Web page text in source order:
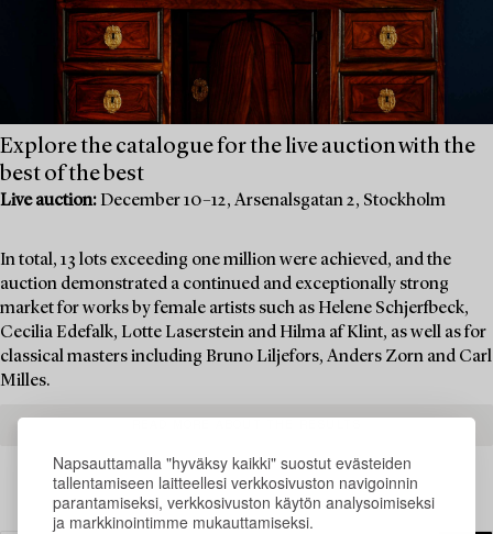
Napsauttamalla "hyväksy kaikki" suostut evästeiden
tallentamiseen laitteellesi verkkosivuston navigoinnin
parantamiseksi, verkkosivuston käytön analysoimiseksi
ja markkinointimme mukauttamiseksi.
Explore the catalogue for the live auction with the
best of the best
Live auction: December 10–12, Arsenalsgatan 2, Stockholm
In total, 13 lots exceeding one million were achieved, and the
auction demonstrated a continued and exceptionally strong
market for works by female artists such as Helene Schjerfbeck,
Cecilia Edefalk, Lotte Laserstein and Hilma af Klint, as well as for
classical masters including Bruno Liljefors, Anders Zorn and Carl
Milles.